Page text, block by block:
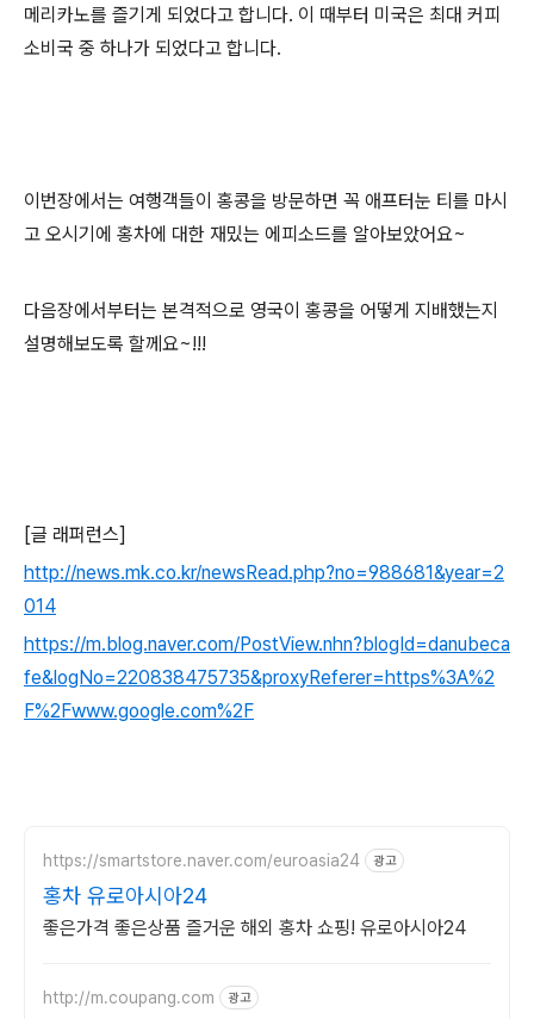
메리카노를 즐기게 되었다고 합니다. 이 때부터 미국은 최대 커피
소비국 중 하나가 되었다고 합니다.
이번장에서는 여행객들이 홍콩을 방문하면 꼭 애프터눈 티를 마시
고 오시기에 홍차에 대한 재밌는 에피소드를 알아보았어요~
다음장에서부터는 본격적으로 영국이 홍콩을 어떻게 지배했는지
설명해보도록 할께요~!!!
[글 래퍼런스]
http://news.mk.co.kr/newsRead.php?no=988681&year=2
014
https://m.blog.naver.com/PostView.nhn?blogId=danubeca
fe&logNo=220838475735&proxyReferer=https%3A%2
F%2Fwww.google.com%2F
https://smartstore.naver.com/euroasia24 광고
홍차 유로아시아24
좋은가격 좋은상품 즐거운 해외 홍차 쇼핑! 유로아시아24
http://m.coupang.com 광고